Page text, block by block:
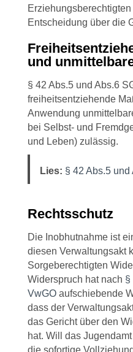
Entscheidung über die
und
§ 42 Abs.5 und Abs.6
freiheitsentziehende
Anwendung
bei Selbst- und
und Leben) zulässig.
Lies: § 42 Abs.5 und
Rechtsschutz
Die Inobhutnahme ist
diesen Verwaltungsakt
Sorgeberechtigten
Widerspruch hat nach §
VwGO aufschiebende
dass der
das Gericht über den
hat. Will das
die sofortige